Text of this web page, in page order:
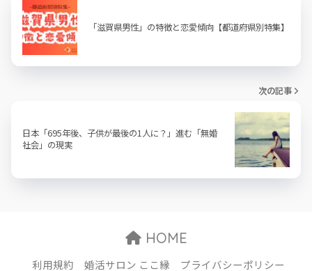
「滋賀県男性」の特徴と恋愛傾向【都道府県別特集】
次の記事
日本「695年後、子供が最後の1人に？」進む「無婚
社会」の現実
HOME
利用規約 婚活サロン ここ縁 プライバシーポリシー